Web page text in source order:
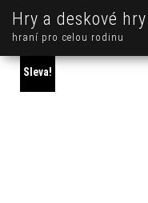
Hry a deskové hry
hraní pro celou rodinu
Sleva!